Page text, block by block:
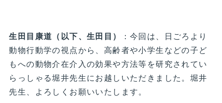
生田目康道（以下、生田目）
：今回は、日ごろより
動物行動学の視点から、高齢者や小学生などの子ど
もへの動物介在介入の効果や方法等を研究されてい
らっしゃる堀井先生にお越しいただきました。堀井
先生、よろしくお願いいたします。